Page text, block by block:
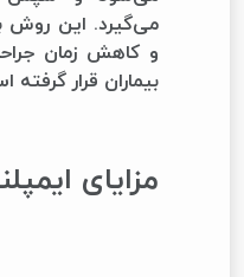
می‌گیرد. این روش
و کاهش زمان
بیماران قرار
مزایای